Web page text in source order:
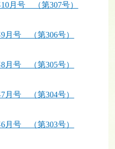
月号 （第307号）
月号 （第306号）
月号 （第305号）
月号 （第304号）
月号 （第303号）